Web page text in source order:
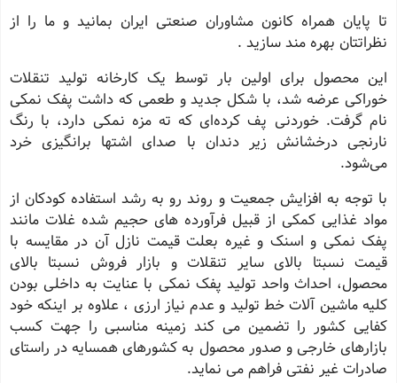
تا پایان همراه کانون مشاوران صنعتی ایران بمانید و ما را از
نظراتتان بهره مند سازید .
این محصول برای اولین بار توسط یک کارخانه تولید تنقلات
خوراکی عرضه شد، با شکل جدید و طعمی که داشت پفک نمکی
نام گرفت. خوردنی پف کرده‌ای که ته مزه نمکی دارد، با رنگ
نارنجی درخشانش زیر دندان با صدای اشتها برانگیزی خرد
می‌شود.
با توجه به افزایش جمعیت و روند رو به رشد استفاده کودکان از
مواد غذایی کمکی از قبیل فرآورده های حجیم شده غلات مانند
پفک نمکی و اسنک و غیره بعلت قیمت نازل آن در مقایسه با
قیمت نسبتا بالای سایر تنقلات و بازار فروش نسبتا بالای
محصول، احداث واحد تولید پفک نمکی با عنایت به داخلی بودن
کلیه ماشین آلات خط تولید و عدم نیاز ارزی ، علاوه بر اینکه خود
کفایی کشور را تضمین می کند زمینه مناسبی را جهت کسب
بازارهای خارجی و صدور محصول به کشورهای همسایه در راستای
صادرات غیر نفتی فراهم می نماید.